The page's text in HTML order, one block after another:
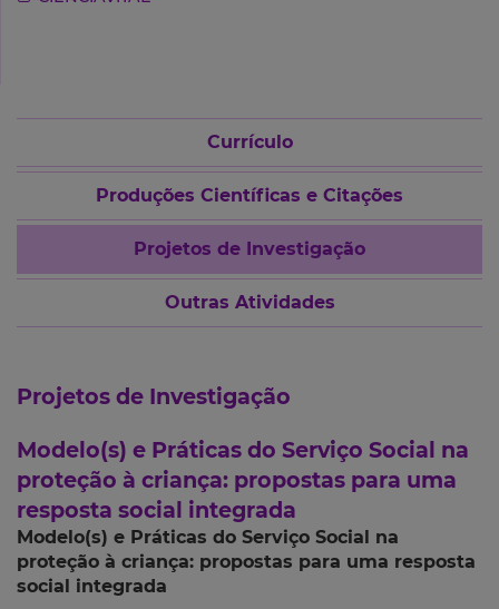
Currículo
Produções Científicas e Citações
Projetos de Investigação
Outras Atividades
Projetos de Investigação
Modelo(s) e Práticas do Serviço Social na
proteção à criança: propostas para uma
resposta social integrada
Modelo(s) e Práticas do Serviço Social na
proteção à criança: propostas para uma resposta
social integrada